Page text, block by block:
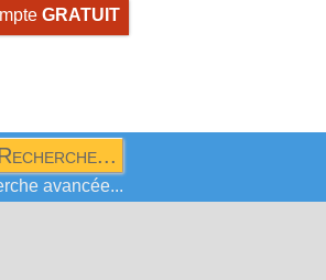
GRATUIT
avancée...